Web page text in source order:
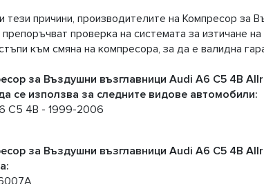
тези причини, производителите на Компресор за
проверка на системата за изтичане
към смяна на компресора, за да е валидна
за Въздушни възглавници Audi A6 C5 4B
се използва за следните видове автомобили:
C5 4B - 1999-2006
за Въздушни възглавници Audi A6 C5 4B